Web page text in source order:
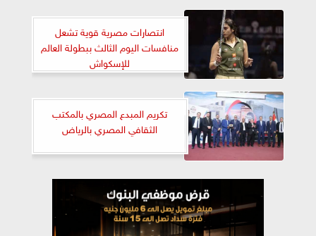
انتصارات مصرية قوية تشعل
منافسات اليوم الثالث ببطولة العالم
للإسكواش
تكريم المبدع المصري بالمكتب
الثقافي المصري بالرياض